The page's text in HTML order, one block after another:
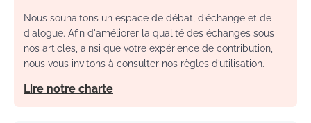
Nous souhaitons un espace de débat, d’échange et de
dialogue. Afin d'améliorer la qualité des échanges sous
nos articles, ainsi que votre expérience de contribution,
nous vous invitons à consulter nos règles d’utilisation.
Lire notre charte